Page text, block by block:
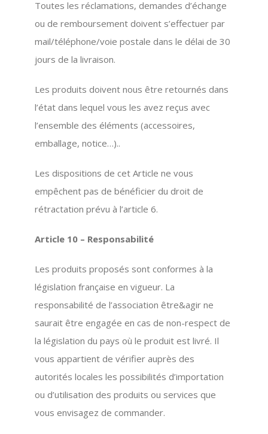
Toutes les réclamations, demandes d’échange
ou de remboursement doivent s’effectuer par
mail/téléphone/voie postale dans le délai de 30
jours de la livraison.
Les produits doivent nous être retournés dans
l’état dans lequel vous les avez reçus avec
l’ensemble des éléments (accessoires,
emballage, notice…)..
Les dispositions de cet Article ne vous
empêchent pas de bénéficier du droit de
rétractation prévu à l’article 6.
Article 10 – Responsabilité
Les produits proposés sont conformes à la
législation française en vigueur. La
responsabilité de l’association être&agir ne
saurait être engagée en cas de non-respect de
la législation du pays où le produit est livré. Il
vous appartient de vérifier auprès des
autorités locales les possibilités d’importation
ou d’utilisation des produits ou services que
vous envisagez de commander.